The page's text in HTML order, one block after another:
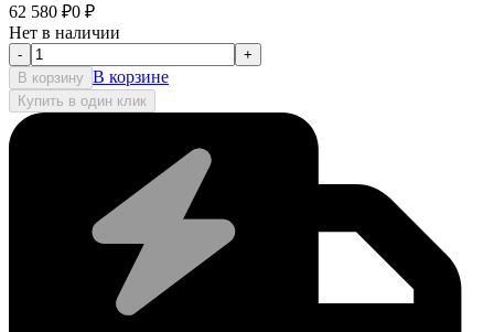
62 580 ₽0 ₽
Нет в наличии
-
+
В корзину В корзине
Купить в один клик